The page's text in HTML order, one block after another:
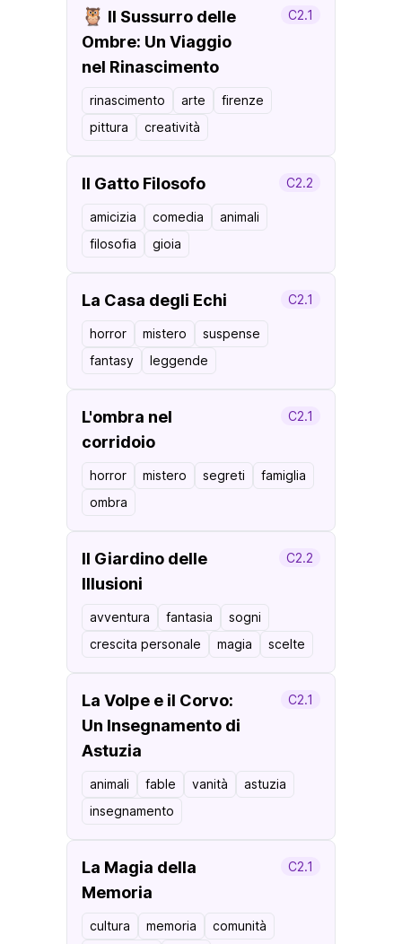
🦉 Il Sussurro delle
Ombre: Un Viaggio
nel Rinascimento
C2.1
rinascimento arte
firenze
pittura
creatività
Il Gatto Filosofo C2.2
amicizia comedia
animali
filosofia
gioia
La Casa degli Echi C2.1
horror mistero
suspense
fantasy
leggende
L'ombra nel
corridoio
C2.1
horror mistero segreti
famiglia
ombra
Il Giardino delle
Illusioni
C2.2
avventura fantasia
sogni
crescita personale
magia scelte
La Volpe e il Corvo:
Un Insegnamento di
Astuzia
C2.1
animali fable vanità
astuzia
insegnamento
La Magia della
Memoria
C2.1
cultura memoria comunità